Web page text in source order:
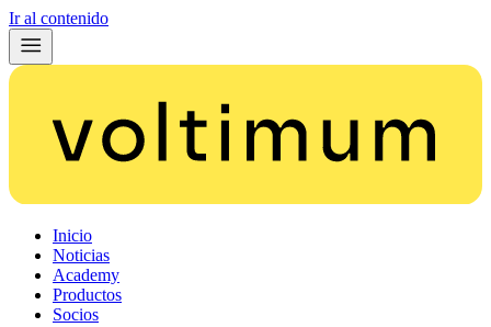
Ir al contenido
Inicio
Noticias
Academy
Productos
Socios